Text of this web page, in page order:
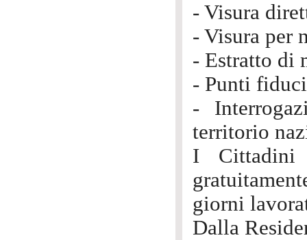
- Visura
- Visura per
- Estratto di
- Punti
-
territorio
I Cittadini
giorni
Dalla